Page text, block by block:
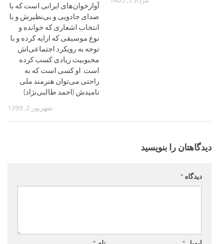
آوازخوان‌های ایرانی است که با
صدای جادویی و بی‌نظیرش و با
انتخاب اشعاری که خوانده و
نوع موسیقی که ارایه کرده و با
توجه به رویکرد اجتماعی‌اش
محبوبیت زیادی کسب کرده
است. او کسی است که به
راحتی می‌توان هنرمند ملی
نامیدش (احمد طالبی‌نژاد)
شهریور 2, 1399
دیدگاهتان را بنویسید
دیدگاه *